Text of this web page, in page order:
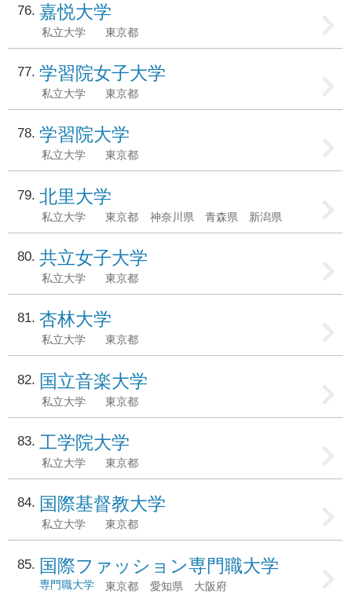
76 嘉悦大学
私立大学 東京都
77 学習院女子大学
私立大学 東京都
78 学習院大学
私立大学 東京都
79 北里大学
私立大学 東京都 神奈川県 青森県 新潟県
80 共立女子大学
私立大学 東京都
81 杏林大学
私立大学 東京都
82 国立音楽大学
私立大学 東京都
83 工学院大学
私立大学 東京都
84 国際基督教大学
私立大学 東京都
85 国際ファッション専門職大学
東京都 愛知県 大阪府
専門職大学